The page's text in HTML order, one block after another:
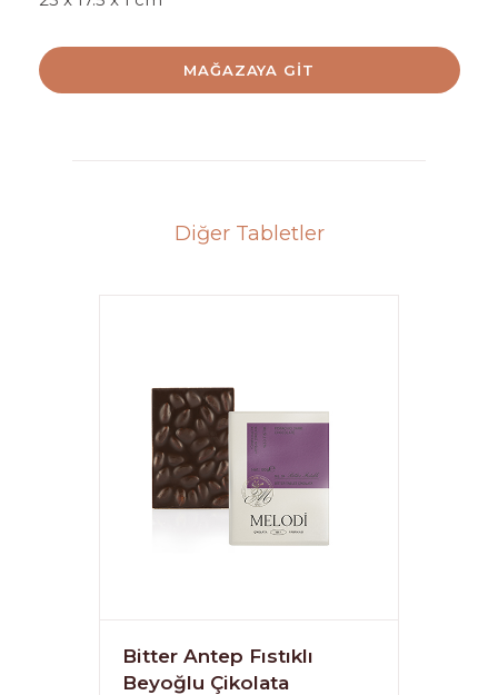
MAĞAZAYA GIT
Diğer Tabletler
Bitter Antep Fıstıklı
Beyoğlu Çikolata